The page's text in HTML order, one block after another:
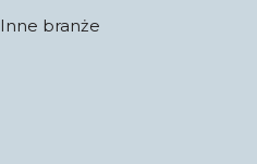
Inne branże